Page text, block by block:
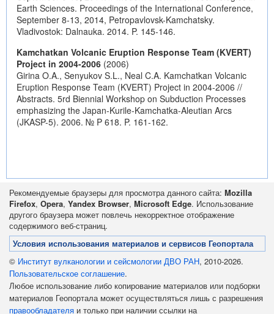
Earth Sciences. Proceedings of the International Conference,
September 8-13, 2014, Petropavlovsk-Kamchatsky.
Vladivostok: Dalnauka. 2014. P. 145-146.
Kamchatkan Volcanic Eruption Response Team (KVERT)
Project in 2004-2006 (2006)
Girina O.A., Senyukov S.L., Neal C.A. Kamchatkan Volcanic
Eruption Response Team (KVERT) Project in 2004-2006 //
Abstracts. 5rd Biennial Workshop on Subduction Processes
emphasizing the Japan-Kurile-Kamchatka-Aleutian Arcs
(JKASP-5). 2006. № P 618. P. 161-162.
Рекомендуемые браузеры для просмотра данного сайта: Mozilla
Firefox, Opera, Yandex Browser, Microsoft Edge. Использование
другого браузера может повлечь некорректное отображение
содержимого веб-страниц.
Условия использования материалов и сервисов Геопортала
© Институт вулканологии и сейсмологии ДВО РАН, 2010-2026.
Пользовательское соглашение.
Любое использование либо копирование материалов или подборки
материалов Геопортала может осуществляться лишь с разрешения
правообладателя и только при наличии ссылки на